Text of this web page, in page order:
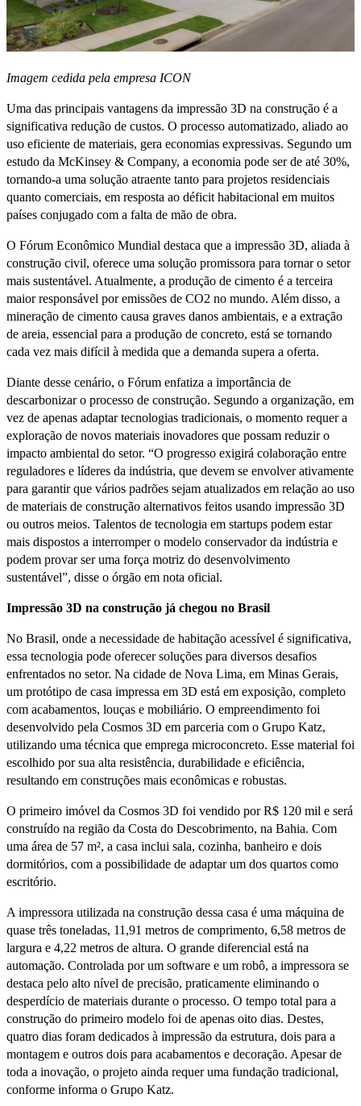
Imagem cedida pela empresa ICON
Uma das principais vantagens da impressão 3D na construção é a
significativa redução de custos. O processo automatizado, aliado ao
uso eficiente de materiais, gera economias expressivas. Segundo um
estudo da McKinsey & Company, a economia pode ser de até 30%,
tornando-a uma solução atraente tanto para projetos residenciais
quanto comerciais, em resposta ao déficit habitacional em muitos
países conjugado com a falta de mão de obra.
O Fórum Econômico Mundial destaca que a impressão 3D, aliada à
construção civil, oferece uma solução promissora para tornar o setor
mais sustentável. Atualmente, a produção de cimento é a terceira
maior responsável por emissões de CO2 no mundo. Além disso, a
mineração de cimento causa graves danos ambientais, e a extração
de areia, essencial para a produção de concreto, está se tornando
cada vez mais difícil à medida que a demanda supera a oferta.
Diante desse cenário, o Fórum enfatiza a importância de
descarbonizar o processo de construção. Segundo a organização, em
vez de apenas adaptar tecnologias tradicionais, o momento requer a
exploração de novos materiais inovadores que possam reduzir o
impacto ambiental do setor. “O progresso exigirá colaboração entre
reguladores e líderes da indústria, que devem se envolver ativamente
para garantir que vários padrões sejam atualizados em relação ao uso
de materiais de construção alternativos feitos usando impressão 3D
ou outros meios. Talentos de tecnologia em startups podem estar
mais dispostos a interromper o modelo conservador da indústria e
podem provar ser uma força motriz do desenvolvimento
sustentável”, disse o órgão em nota oficial.
Impressão 3D na construção já chegou no Brasil
No Brasil, onde a necessidade de habitação acessível é significativa,
essa tecnologia pode oferecer soluções para diversos desafios
enfrentados no setor. Na cidade de Nova Lima, em Minas Gerais,
um protótipo de casa impressa em 3D está em exposição, completo
com acabamentos, louças e mobiliário. O empreendimento foi
desenvolvido pela Cosmos 3D em parceria com o Grupo Katz,
utilizando uma técnica que emprega microconcreto. Esse material foi
escolhido por sua alta resistência, durabilidade e eficiência,
resultando em construções mais econômicas e robustas.
O primeiro imóvel da Cosmos 3D foi vendido por R$ 120 mil e será
construído na região da Costa do Descobrimento, na Bahia. Com
uma área de 57 m², a casa inclui sala, cozinha, banheiro e dois
dormitórios, com a possibilidade de adaptar um dos quartos como
escritório.
A impressora utilizada na construção dessa casa é uma máquina de
quase três toneladas, 11,91 metros de comprimento, 6,58 metros de
largura e 4,22 metros de altura. O grande diferencial está na
automação. Controlada por um software e um robô, a impressora se
destaca pelo alto nível de precisão, praticamente eliminando o
desperdício de materiais durante o processo. O tempo total para a
construção do primeiro modelo foi de apenas oito dias. Destes,
quatro dias foram dedicados à impressão da estrutura, dois para a
montagem e outros dois para acabamentos e decoração. Apesar de
toda a inovação, o projeto ainda requer uma fundação tradicional,
conforme informa o Grupo Katz.